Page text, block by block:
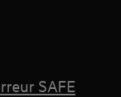
SAFE